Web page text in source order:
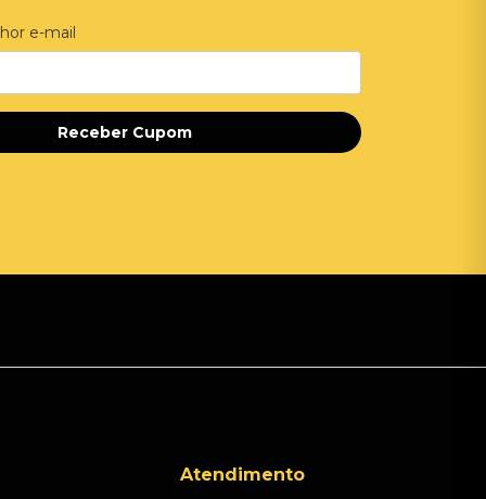
e-mail
Receber Cupom
Atendimento